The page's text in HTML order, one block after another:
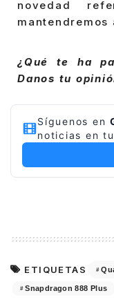
novedad
mantendremos
¿Qué te ha
Danos tu
Síguenos en
noticias en
ETIQUETAS
Snapdragon 888 Plus